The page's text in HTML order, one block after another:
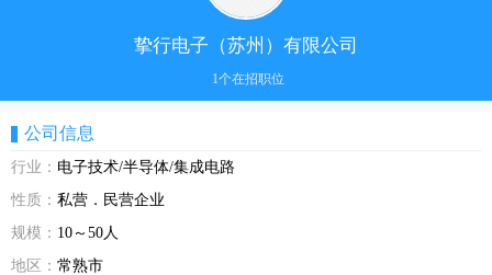
挚行电子（苏州）有限公司
1个在招职位
公司信息
行业： 电子技术/半导体/集成电路
性质： 私营．民营企业
规模： 10～50人
地区： 常熟市